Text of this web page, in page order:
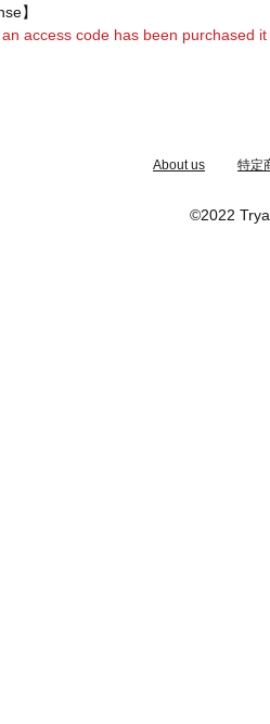
】
an access code has been purchased
​About us 特定
©2022